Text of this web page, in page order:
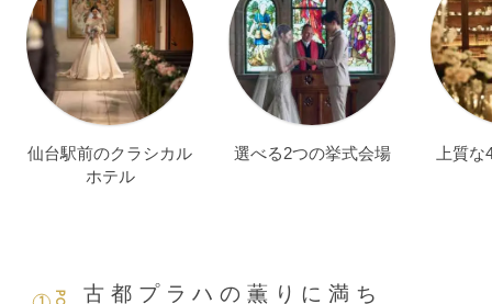
仙台駅前のクラシカル
ホテル
選べる2つの挙式会場 上質
古都プラハの薫りに満ち